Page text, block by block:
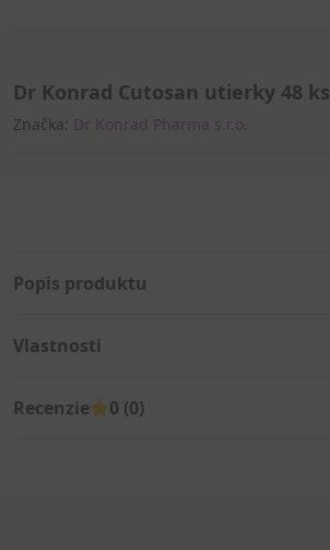
Dr Konrad Cutosan utierky 48 ks
Značka: Dr Konrad Pharma s.r.o.
Popis produktu
Vlastnosti
Recenzie 0 (0)